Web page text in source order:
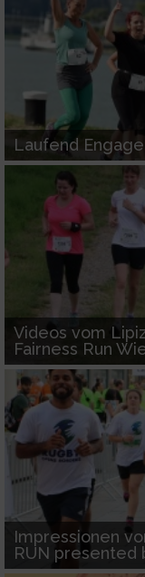
Laufend
Videos vom
Fairness Run
Impressionen
RUN presented
Messung der
Analyse von
oder
verschiedenen
Entwicklung und
Verwendung
von Inhalten
IAB-Besonderheiten:
Verwendung
Geräte anhand
Informationen
Nicht-IAB-
Notwendig
Performance
Funktional